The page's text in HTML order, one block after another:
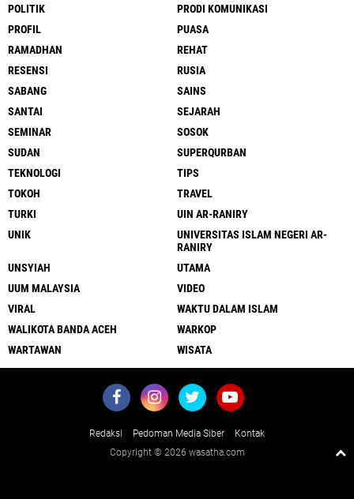
POLITIK
PRODI KOMUNIKASI
PROFIL
PUASA
RAMADHAN
REHAT
RESENSI
RUSIA
SABANG
SAINS
SANTAI
SEJARAH
SEMINAR
SOSOK
SUDAN
SUPERQURBAN
TEKNOLOGI
TIPS
TOKOH
TRAVEL
TURKI
UIN AR-RANIRY
UNIK
UNIVERSITAS ISLAM NEGERI AR-
RANIRY
UNSYIAH
UTAMA
UUM MALAYSIA
VIDEO
VIRAL
WAKTU DALAM ISLAM
WALIKOTA BANDA ACEH
WARKOP
WARTAWAN
WISATA
Redaksi Pedoman Media Siber
Kontak
Copyright © 2026 wasatha.com